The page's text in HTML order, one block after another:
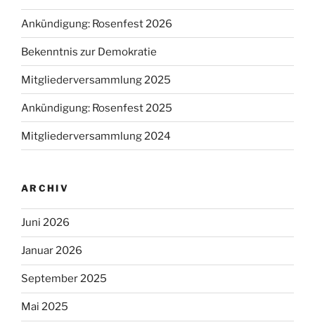
Ankündigung: Rosenfest 2026
Bekenntnis zur Demokratie
Mitgliederversammlung 2025
Ankündigung: Rosenfest 2025
Mitgliederversammlung 2024
ARCHIV
Juni 2026
Januar 2026
September 2025
Mai 2025